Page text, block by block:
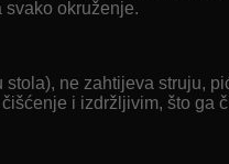
svako okruženje.
ne zahtijeva struju,
i izdržljivim, što ga